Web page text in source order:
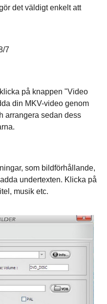
det väldigt enkelt att
7
på knappen "Video
din MKV-video genom
arrangera sedan dess
som bildförhållande,
undertexten. Klicka på
musik etc.